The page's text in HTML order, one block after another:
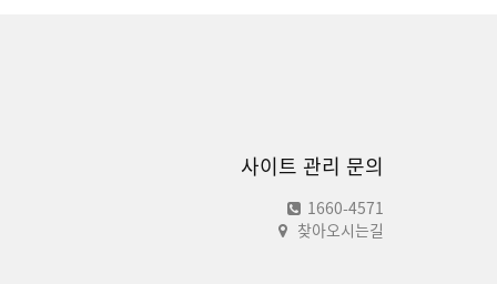
사이트 관리 문의
1660-4571
찾아오시는길